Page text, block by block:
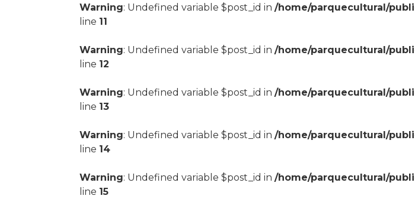
Warning: Undefined variable $post_id in/home/parquecultural/
line 11
Warning: Undefined variable $post_id in/home/parquecultural/
line 12
Warning: Undefined variable $post_id in/home/parquecultural/
line 13
Warning: Undefined variable $post_id in/home/parquecultural/
line 14
Warning: Undefined variable $post_id in/home/parquecultural/
line 15